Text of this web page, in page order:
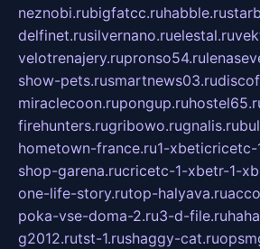
neznobi.rubigfatcc.ruhabble.ru
delfinet.rusilvernano.ruelestal.ru
velotrenajery.rupronso54.ru
show-pets.rusmartnews03.ru
miraclecoon.rupongup.ru
firehunters.rugribowo.rugnalis.ru
hometown-france.ru1-
shop-garena.rucricetc-1-xbetr-1-
one-life-story.rutop-halyava.ru
poka-vse-doma-2.ru3-d-file.ru
g2012.rutst-1.rushaggy-cat.ru